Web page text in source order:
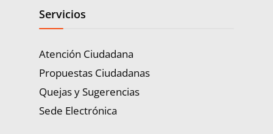
Servicios
Atención Ciudadana
Propuestas Ciudadanas
Quejas y Sugerencias
Sede Electrónica